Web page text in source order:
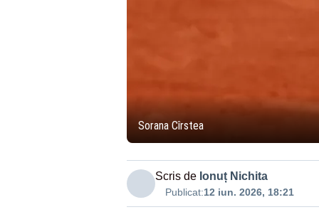
Sorana Cîrstea
Scris de Ionuț Nichita
Publicat:12 iun. 2026, 18:21